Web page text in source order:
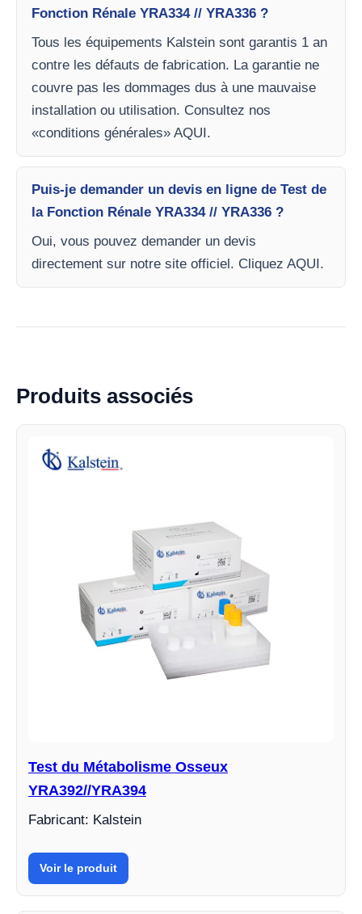
Fonction Rénale YRA334 // YRA336 ?
Tous les équipements Kalstein sont garantis 1 an
contre les défauts de fabrication. La garantie ne
couvre pas les dommages dus à une mauvaise
installation ou utilisation. Consultez nos
«conditions générales» AQUI.
Puis-je demander un devis en ligne de Test de
la Fonction Rénale YRA334 // YRA336 ?
Oui, vous pouvez demander un devis
directement sur notre site officiel. Cliquez AQUI.
Produits associés
Test du Métabolisme Osseux
YRA392//YRA394
Fabricant: Kalstein
Voir le produit